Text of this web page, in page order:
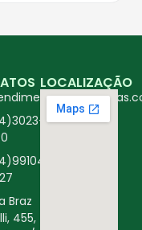
Braz
455,
LOCALIZAÇÃO